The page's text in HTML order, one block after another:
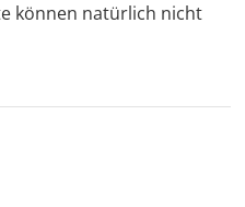
können natürlich nicht